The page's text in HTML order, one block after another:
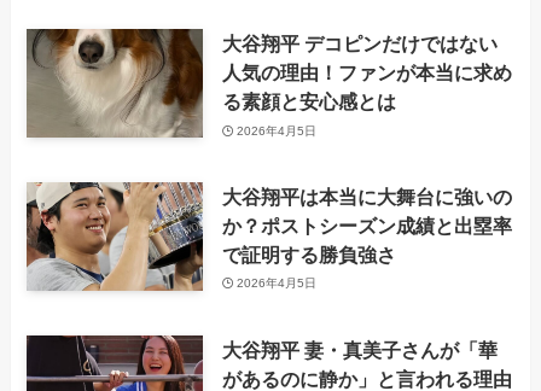
大谷翔平 デコピンだけではない
人気の理由！ファンが本当に求め
る素顔と安心感とは
2026年4月5日
大谷翔平は本当に大舞台に強いの
か？ポストシーズン成績と出塁率
で証明する勝負強さ
2026年4月5日
大谷翔平 妻・真美子さんが「華
があるのに静か」と言われる理由